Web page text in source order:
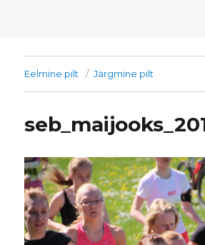
Eelmine pilt Järgmine pilt